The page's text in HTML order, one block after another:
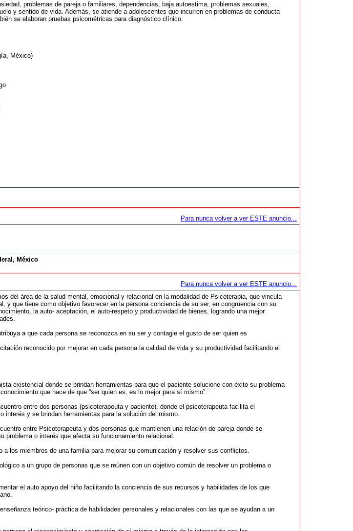
problemas de pareja o familiares, dependencias, baja autoestima, problemas sexuales,
y sentido de vida. Además, se atiende a adolescentes que incurren en problemas de conducta
se elaboran pruebas psicométricas para diagnóstico clínico.
México)
Para nunca volver a ver ESTE anuncio...
México
Para nunca volver a ver ESTE anuncio...
del área de la salud mental, emocional y relacional en la modalidad de Psicoterapia, que vincula
y que tiene como objetivo favorecer en la persona conciencia de su ser, en congruencia con su
la auto- aceptación, el auto-respeto y productividad de bienes, logrando una mejor
a que cada persona se reconozca en su ser y contagie el gusto de ser quien es
reconocido por mejorar en cada persona la calidad de vida y su productividad facilitando el
existencial donde se brindan herramientas para que el paciente solucione con éxito su problema
que hace de que “ser quien es, es lo mejor para sí mismo”.
entre dos personas (psicoterapeuta y paciente), donde el psicoterapeuta facilita el
interés y se brindan herramientas para la solución del mismo.
entre Psicoterapeuta y dos personas que mantienen una relación de pareja donde se
problema o interés que afecta su funcionamiento relacional.
los miembros de una familia para mejorar su comunicación y resolver sus conflictos.
a un grupo de personas que se reúnen con un objetivo común de resolver un problema o
el auto apoyo del niño facilitando la conciencia de sus recursos y habilidades de los que
teórico- práctica de habilidades personales y relacionales con las que se ayudan a un